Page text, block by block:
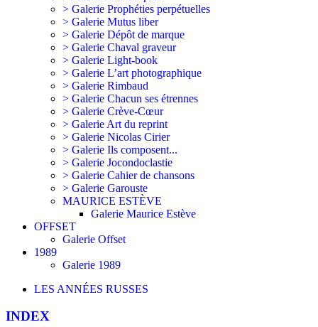
> Galerie Prophéties perpétuelles
> Galerie Mutus liber
> Galerie Dépôt de marque
> Galerie Chaval graveur
> Galerie Light-book
> Galerie L’art photographique
> Galerie Rimbaud
> Galerie Chacun ses étrennes
> Galerie Crève-Cœur
> Galerie Art du reprint
> Galerie Nicolas Cirier
> Galerie Ils composent...
> Galerie Jocondoclastie
> Galerie Cahier de chansons
> Galerie Garouste
MAURICE ESTÈVE
Galerie Maurice Estève
OFFSET
Galerie Offset
1989
Galerie 1989
LES ANNÉES RUSSES
INDEX